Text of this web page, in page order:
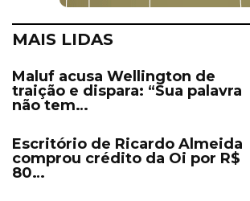
MAIS LIDAS
Maluf acusa Wellington de
traição e dispara: “Sua palavra
não tem…
Escritório de Ricardo Almeida
comprou crédito da Oi por R$
80…